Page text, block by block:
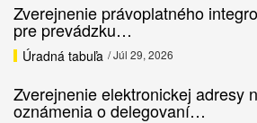
Zverejnenie právoplatného
pre prevádzku…
Úradná tabuľa / Júl 29, 2026
Zverejnenie elektronickej adresy
oznámenia o delegovaní…